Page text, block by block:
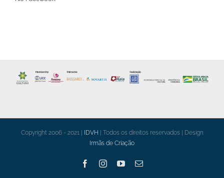
Copyright 2006 - 2021 | IDVH | Todos os direitos reservados | Design
Irmãs de Criação
FacebookInstagramYouTubeEmail